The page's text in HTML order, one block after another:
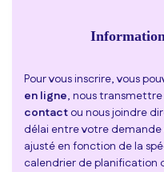
Pour vous inscrire, vous
en ligne, nous
contact ou nous joindre
délai entre votre
ajusté en fonction de la
calendrier de planification